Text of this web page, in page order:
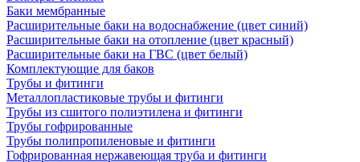
Баки мембранные
Расширительные баки на водоснабжение (цвет синий)
Расширительные баки на отопление (цвет красный)
Расширительные баки на ГВС (цвет белый)
Комплектующие для баков
Трубы и фитинги
Металлопластиковые трубы и фитинги
Трубы из сшитого полиэтилена и фитинги
Трубы гофрированные
Трубы полипропиленовые и фитинги
Гофрированная нержавеющая труба и фитинги